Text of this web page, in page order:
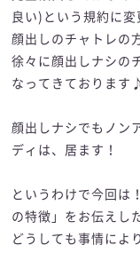
良い)という規約に変
顔出しのチャトレの
徐々に顔出しナシの
なってきております♪
顔出しナシでもノン
ディは、居ます！
というわけで今回は
の特徴」をお伝えし
どうしても事情によ